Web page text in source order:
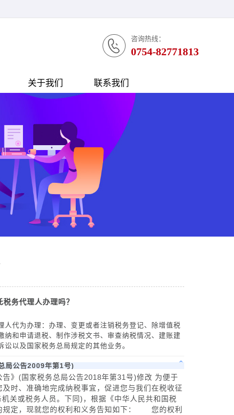
咨询热线：
0754-82771813
关于我们 联系我们
务代理人办理吗？
为办理：办理、变更或者注销税务登记、除增值税
和申请退税、制作涉税文书、审查纳税情况、建账建
以及国家税务总局规定的其他业务。
局公告2009年第1号)
》(国家税务总局公告2018年第31号)修改 为便于
时、准确地完成纳税事宜，促进您与我们在税收征
关或税务人员。下同)，根据《中华人民共和国税
规定，现就您的权利和义务告知如下： 您的权利